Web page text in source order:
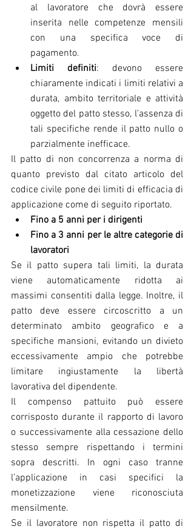
al lavoratore che dovrà essere
inserita nelle competenze mensili
con una specifica voce di
pagamento.
Limiti definiti: devono essere
chiaramente indicati i limiti relativi a
durata, ambito territoriale e attività
oggetto del patto stesso, l’assenza di
tali specifiche rende il patto nullo o
parzialmente inefficace.
Il patto di non concorrenza a norma di
quanto previsto dal citato articolo del
codice civile pone dei limiti di efficacia di
applicazione come di seguito riportato.
Fino a 5 anni per i dirigenti
Fino a 3 anni per le altre categorie di
lavoratori
Se il patto supera tali limiti, la durata
viene automaticamente ridotta ai
massimi consentiti dalla legge. Inoltre, il
patto deve essere circoscritto a un
determinato ambito geografico e a
specifiche mansioni, evitando un divieto
eccessivamente ampio che potrebbe
limitare ingiustamente la libertà
lavorativa del dipendente.
Il compenso pattuito può essere
corrisposto durante il rapporto di lavoro
o successivamente alla cessazione dello
stesso sempre rispettando i termini
sopra descritti. In ogni caso tranne
l’applicazione in casi specifici la
monetizzazione viene riconosciuta
mensilmente.
Se il lavoratore non rispetta il patto di